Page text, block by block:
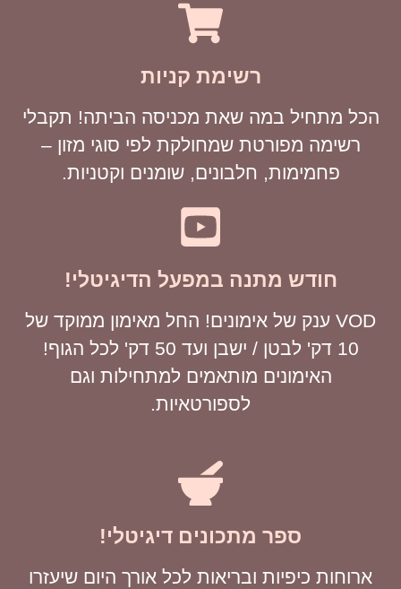
רשימת קניות
הכל מתחיל במה שאת מכניסה הביתה! תקבלי
רשימה מפורטת שמחולקת לפי סוגי מזון –
פחמימות, חלבונים, שומנים וקטניות.
חודש מתנה במפעל הדיגיטלי!
VOD ענק של אימונים! החל מאימון ממוקד של
10 דק' לבטן / ישבן ועד 50 דק' לכל הגוף!
האימונים מותאמים למתחילות וגם
לספורטאיות.
ספר מתכונים דיגיטלי!
ארוחות כיפיות ובריאות לכל אורך היום שיעזרו